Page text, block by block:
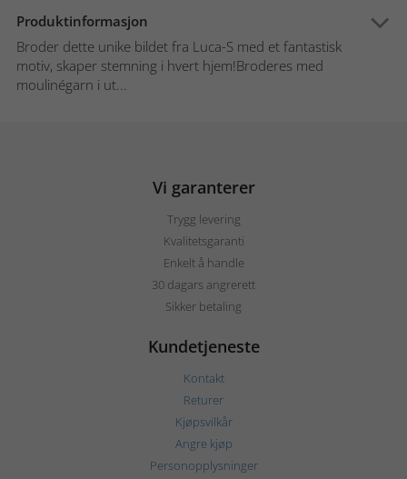
Produktinformasjon
Broder dette unike bildet fra Luca-S med et fantastisk
motiv, skaper stemning i hvert hjem!Broderes med
moulinégarn i ut...
Vi garanterer
Trygg levering
Kvalitetsgaranti
Enkelt å handle
30 dagars angrerett
Sikker betaling
Kundetjeneste
Kontakt
Returer
Kjøpsvilkår
Angre kjøp
Personopplysninger